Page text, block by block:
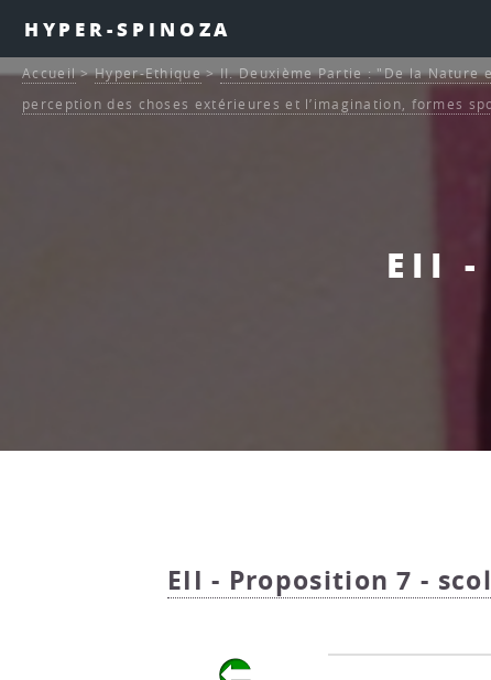
HYPER-SPINOZA
EII -
Accueil>Hyper-Ethique>II. Deuxième Partie : "De la Nature
perception des choses extérieures et l’imagination, formes
EII - Proposition 7 -